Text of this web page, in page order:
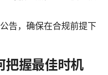
告，确保在合规前提下
把握最佳时机